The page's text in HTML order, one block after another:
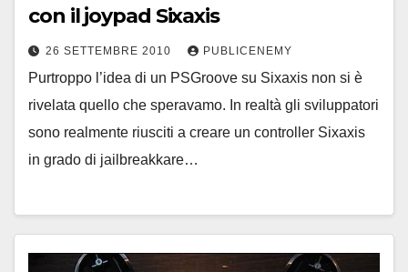
con il joypad Sixaxis
26 SETTEMBRE 2010 PUBLICENEMY
Purtroppo l’idea di un PSGroove su Sixaxis non si è
rivelata quello che speravamo. In realtà gli sviluppatori
sono realmente riusciti a creare un controller Sixaxis
in grado di jailbreakkare…